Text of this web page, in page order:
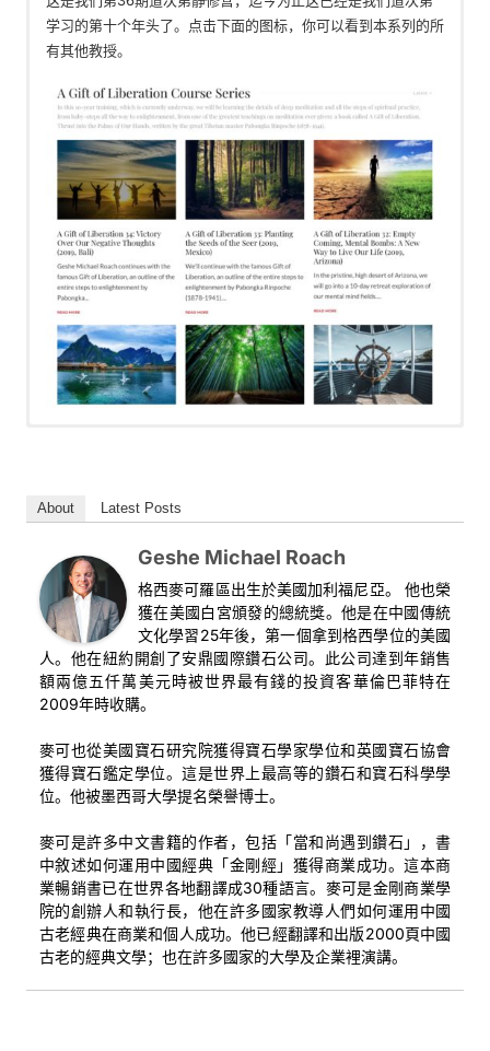
学习的第十个年头了。点击下面的图标，你可以看到本系列的所
有其他教授。
一個視頻，即可觀看本系列的其他視頻。
該視頻有多個“語種”的字幕。1. 點擊“cc”打開字幕。2. 點擊設
置，選擇所需“語種”或英文字幕。
冥想視頻，英文原聲與中文字幕
是一個視頻播放列表，從最近發布的課程開始。只需點擊觀看下
一個視頻，即可觀看本系列的其他視頻。
even the smallest acts of kindness into a powerful method
This course is a continuation of our study of the Gift of
Liberation Thrust into the Palm of Your Hand by Pabongka
Rinpoche. We are transitioning from the analysis of the
medium scope practitioners to the highest scope
practitioners—those motivated fully and completely by
love for others. In this deep text, Pabongka Rinpoche
developing compassion and love should indeed become
the heart of our daily practice.
human kindness amidst this great pandemic while letting
go of our tendencies to primarily focus on ourselves.
Additionally, what tools can we use to respond with these
challenges right around us, in our home communities, in
order to have a lasting impact? How does serving others
About Latest Posts
Geshe Michael Roach
格西麥可羅區出生於美國加利福尼亞。 他也榮
獲在美國白宮頒發的總統獎。他是在中國傳統
文化學習25年後，第一個拿到格西學位的美國
人。他在紐約開創了安鼎國際鑽石公司。此公司達到年銷售
額兩億五仟萬美元時被世界最有錢的投資客華倫巴菲特在
2009年時收購。
麥可也從美國寶石研究院獲得寶石學家學位和英國寶石協會
獲得寶石鑑定學位。這是世界上最高等的鑽石和寶石科學學
位。他被墨西哥大學提名榮譽博士。
麥可是許多中文書籍的作者，包括「當和尚遇到鑽石」，書
中敘述如何運用中國經典「金剛經」獲得商業成功。這本商
業暢銷書已在世界各地翻譯成30種語言。麥可是金剛商業學
院的創辦人和執行長，他在許多國家教導人們如何運用中國
古老經典在商業和個人成功。他已經翻譯和出版2000頁中國
古老的經典文學；也在許多國家的大學及企業裡演講。